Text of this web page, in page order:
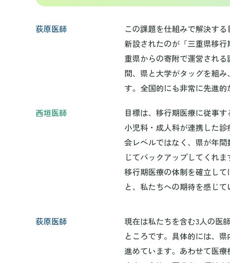
荻原医師
この課題を仕組みで解決する
新設されたのが「三重県移
重県からの寄附で運営され
間、県と大学がタッグを組
す。全国的にも非常に先進的
西垣医師
目標は、移行期医療に従事す
小児科・成人科が連携した
会レベルではなく、県が年
じてバックアップしてくれま
移行期医療の体制を確立し
と、私たちへの期待を感じて
荻原医師
現在は私たちを含む3人の医
ところです。具体的には、
進めています。あわせて医